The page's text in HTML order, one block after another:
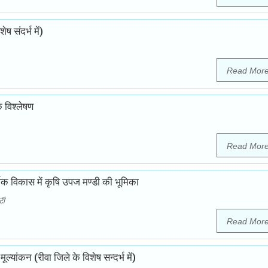
संदर्भ में)
Read
विश्लेषण
Read
में कृषि उपज मण्डी की भूमिका
Read
(रीवा जिले के विशेष सन्दर्भ में)